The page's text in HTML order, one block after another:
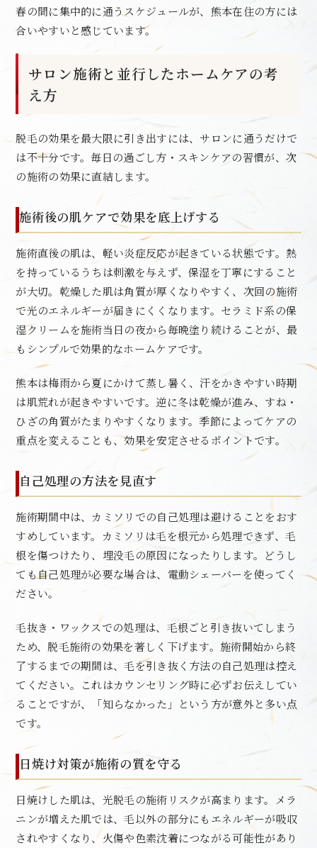
春の間に集中的に通うスケジュールが、熊本在住の方には
合いやすいと感じています。
サロン施術と並行したホームケアの考
え方
脱毛の効果を最大限に引き出すには、サロンに通うだけで
は不十分です。毎日の過ごし方・スキンケアの習慣が、次
の施術の効果に直結します。
施術後の肌ケアで効果を底上げする
施術直後の肌は、軽い炎症反応が起きている状態です。熱
を持っているうちは刺激を与えず、保湿を丁寧にすること
が大切。乾燥した肌は角質が厚くなりやすく、次回の施術
で光のエネルギーが届きにくくなります。セラミド系の保
湿クリームを施術当日の夜から毎晩塗り続けることが、最
もシンプルで効果的なホームケアです。
熊本は梅雨から夏にかけて蒸し暑く、汗をかきやすい時期
は肌荒れが起きやすいです。逆に冬は乾燥が進み、すね・
ひざの角質がたまりやすくなります。季節によってケアの
重点を変えることも、効果を安定させるポイントです。
自己処理の方法を見直す
施術期間中は、カミソリでの自己処理は避けることをおす
すめしています。カミソリは毛を根元から処理できず、毛
根を傷つけたり、埋没毛の原因になったりします。どうし
ても自己処理が必要な場合は、電動シェーバーを使ってく
ださい。
毛抜き・ワックスでの処理は、毛根ごと引き抜いてしまう
ため、脱毛施術の効果を著しく下げます。施術開始から終
了するまでの期間は、毛を引き抜く方法の自己処理は控え
てください。これはカウンセリング時に必ずお伝えしてい
ることですが、「知らなかった」という方が意外と多い点
です。
日焼け対策が施術の質を守る
日焼けした肌は、光脱毛の施術リスクが高まります。メラ
ニンが増えた肌では、毛以外の部分にもエネルギーが吸収
されやすくなり、火傷や色素沈着につながる可能性があり